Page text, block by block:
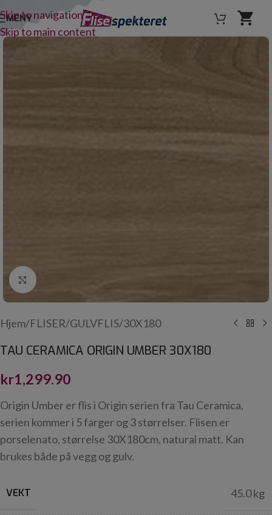
Skip to navigation
Skip to main content
MENY
Click to enlarge
Hjem/FLISER/GULVFLIS/30X180
TAU CERAMICA ORIGIN UMBER 30X180
kr1,299.90
Origin Umber er flis i Origin serien fra Tau Ceramica,
serien kommer i 5 farger og 3 størrelser. Flisen er
porselenato, størrelse 30X180cm, natural matt. Kan
brukes både på vegg og gulv.
VEKT 45.0 kg